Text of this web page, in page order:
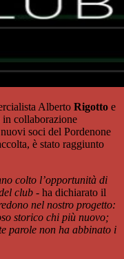
Alberto Rigotto e
in collaborazione
soci del Pordenone
è stato raggiunto
colto l’opportunità di
club - ha dichiarato il
nel nostro progetto:
storico chi più nuovo;
parole non ha abbinato i